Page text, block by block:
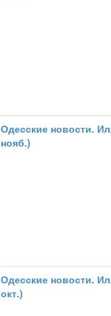
Одесские новости.
нояб.)
Одесские новости.
окт.)